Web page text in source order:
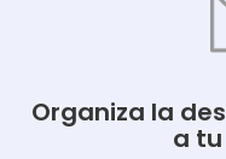
Organiza la
a